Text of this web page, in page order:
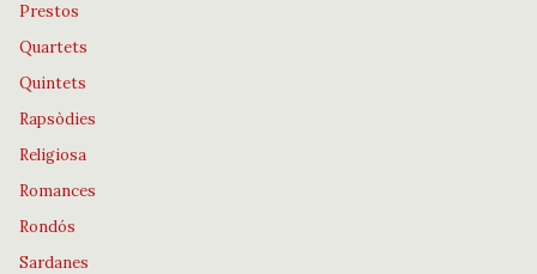
Prestos
Quartets
Quintets
Rapsòdies
Religiosa
Romances
Rondós
Sardanes